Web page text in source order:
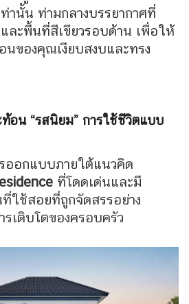
านั้น ท่ามกลางบรรยากาศที่
ละพื้นที่สีเขียวรอบด้าน เพื่อให้
นของคุณเงียบสงบและทรง
อน “รสนิยม” การใช้ชีวิตแบบ
ออกแบบภายใต้แนวคิด
ที่โดดเด่นและมี
ใช้สอยที่ถูกจัดสรรอย่าง
เติบโตของครอบครัว